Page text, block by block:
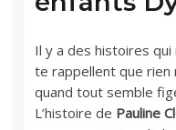
Il y a des histoires
te rappellent que rien
quand tout semble
L’histoire de Pauline